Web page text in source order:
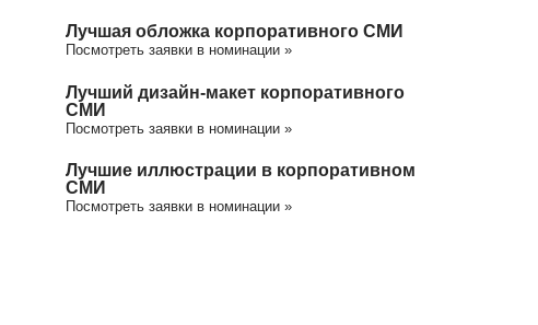
Лучшая обложка корпоративного СМИ
Посмотреть заявки в номинации »
Лучший дизайн-макет корпоративного
СМИ
Посмотреть заявки в номинации »
Лучшие иллюстрации в корпоративном
СМИ
Посмотреть заявки в номинации »